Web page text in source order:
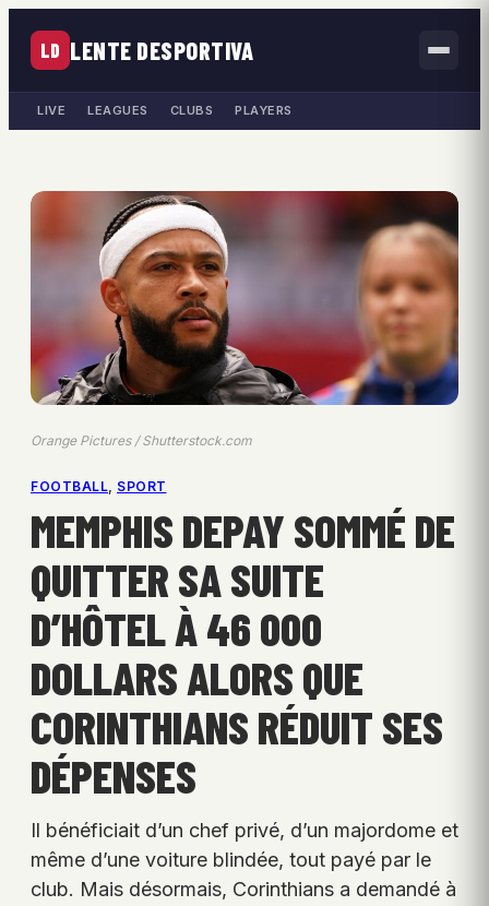
LD LENTE DESPORTIVA
LIVE LEAGUES CLUBS PLAYERS
Orange Pictures / Shutterstock.com
FOOTBALL, SPORT
MEMPHIS DEPAY SOMMÉ DE
QUITTER SA SUITE
D’HÔTEL À 46 000
DOLLARS ALORS QUE
CORINTHIANS RÉDUIT SES
DÉPENSES
Il bénéficiait d’un chef privé, d’un majordome et
même d’une voiture blindée, tout payé par le
club. Mais désormais, Corinthians a demandé à